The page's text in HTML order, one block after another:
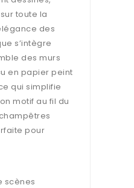
toute la
des
s’intègre
des murs
en papier peint
qui simplifie
motif au fil du
pour
scènes